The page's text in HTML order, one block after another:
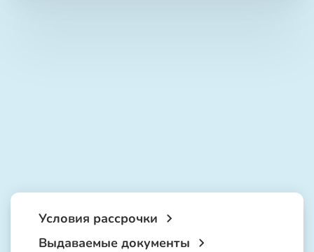
Условия рассрочки
Выдаваемые документы